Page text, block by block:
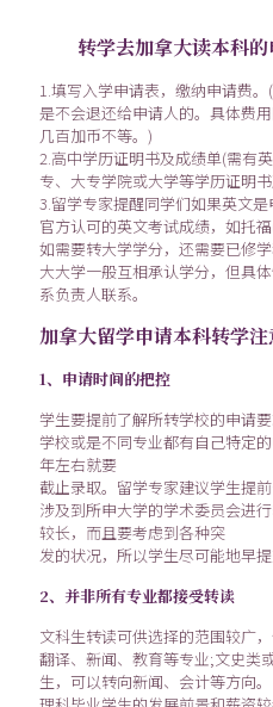
转学去加拿大读本科的
1.填写入学申请表，缴纳申请费
是不会退还给申请人的。具体费
几百加币不等。)
2.高中学历证明书及成绩单(需有
专、大专学院或大学等学历证明
3.留学专家提醒同学们如果英文
官方认可的英文考试成绩，如托福
如需要转大学学分，还需要已修
大大学一般互相承认学分，但具
系负责人联系。
加拿大留学申请本科转学
1、申请时间的把控
学生要提前了解所转学校的申请
学校或是不同专业都有自己特定
年左右就要
截止录取。留学专家建议学生提
涉及到所申大学的学术委员会进
较长，而且要考虑到各种突
发的状况，所以学生尽可能地早提
2、并非所有专业都接受转读
文科生转读可供选择的范围较广
翻译、新闻、教育等专业;文史类
生，可以转向新闻、会计等方向。